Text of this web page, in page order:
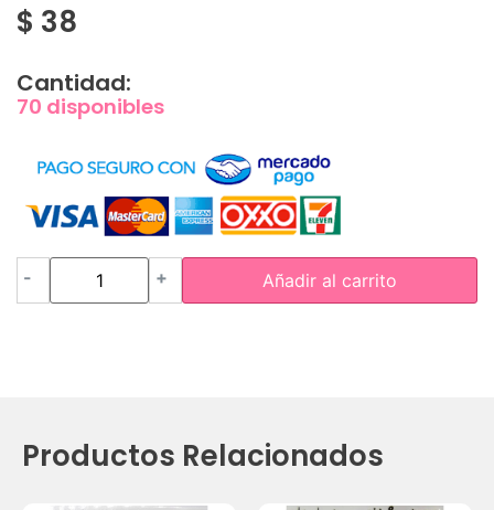
$ 38
Cantidad:
70 disponibles
- + Añadir al carrito
Productos Relacionados